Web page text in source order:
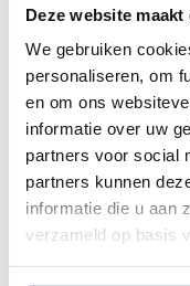
Deze website
We gebruiken
personaliseren, om
en om ons
informatie over uw
partners voor social
partners kunnen
informatie die u aan
verzameld op basis
Die Bekleidung von
empfehlen, die
Ihres Kindes
Sollten Sie zweifeln,
Größentabelle.